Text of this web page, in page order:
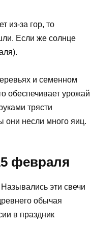
из-за гор, то
Если же солнце
и семенном
обеспечивает урожай
трясти
они несли много яиц.
февраля
эти свечи
обычая
в праздник